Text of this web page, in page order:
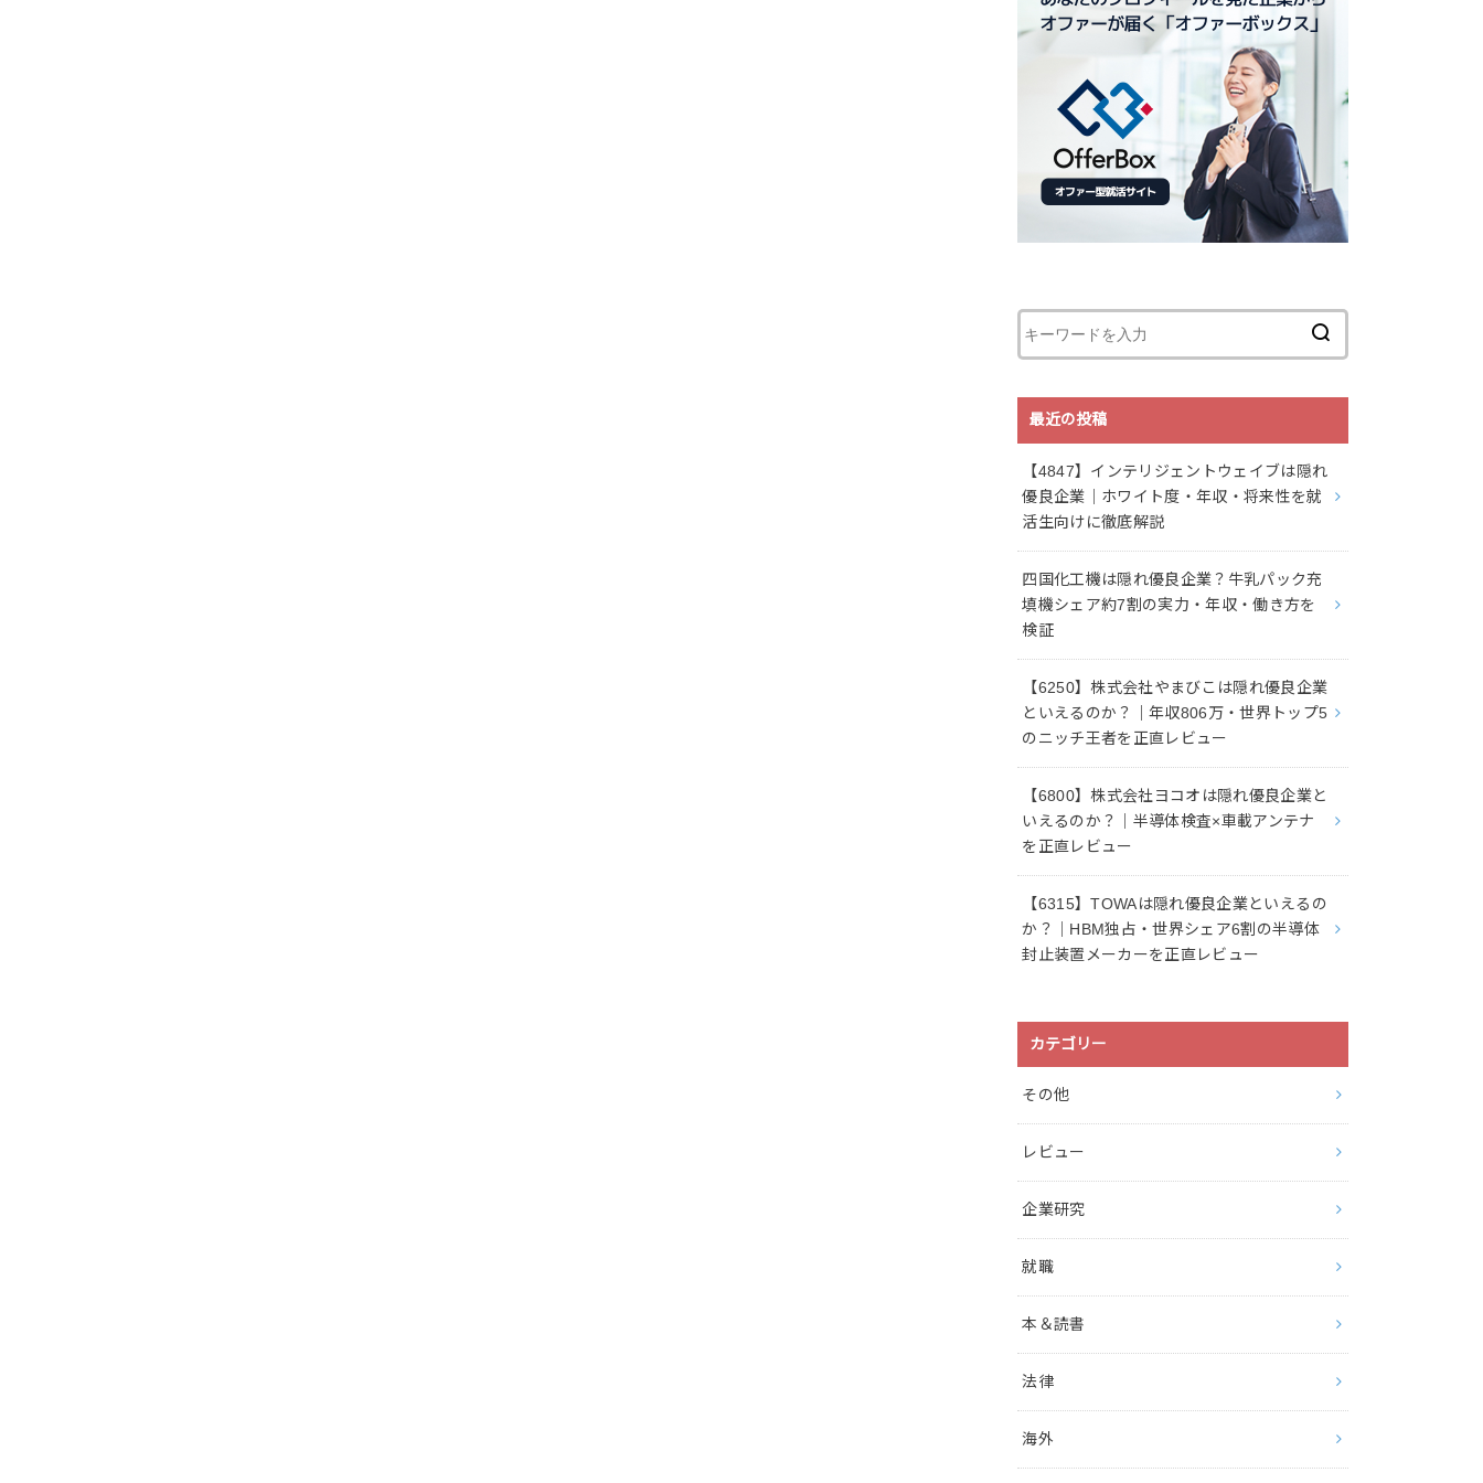
最近の投稿
【4847】インテリジェントウェイブは隠れ
優良企業｜ホワイト度・年収・将来性を就
活生向けに徹底解説
四国化工機は隠れ優良企業？牛乳パック充
填機シェア約7割の実力・年収・働き方を
検証
【6250】株式会社やまびこは隠れ優良企業
といえるのか？｜年収806万・世界トップ5
のニッチ王者を正直レビュー
【6800】株式会社ヨコオは隠れ優良企業と
いえるのか？｜半導体検査×車載アンテナ
を正直レビュー
【6315】TOWAは隠れ優良企業といえるの
か？｜HBM独占・世界シェア6割の半導体
封止装置メーカーを正直レビュー
カテゴリー
その他
レビュー
企業研究
就職
本＆読書
法律
海外